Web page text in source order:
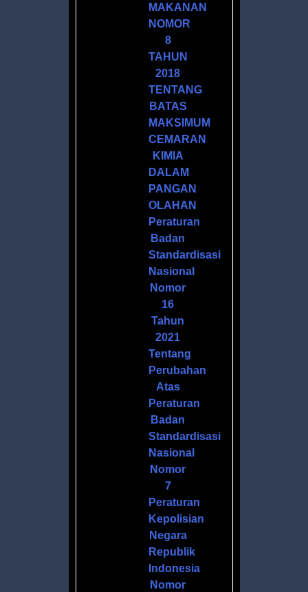
MAKANAN
NOMOR
8
TAHUN
2018
TENTANG
BATAS
MAKSIMUM
CEMARAN
KIMIA
DALAM
PANGAN
OLAHAN
Peraturan
Badan
Standardisasi
Nasional
Nomor
16
Tahun
2021
Tentang
Perubahan
Atas
Peraturan
Badan
Standardisasi
Nasional
Nomor
7
Peraturan
Kepolisian
Negara
Republik
Indonesia
Nomor